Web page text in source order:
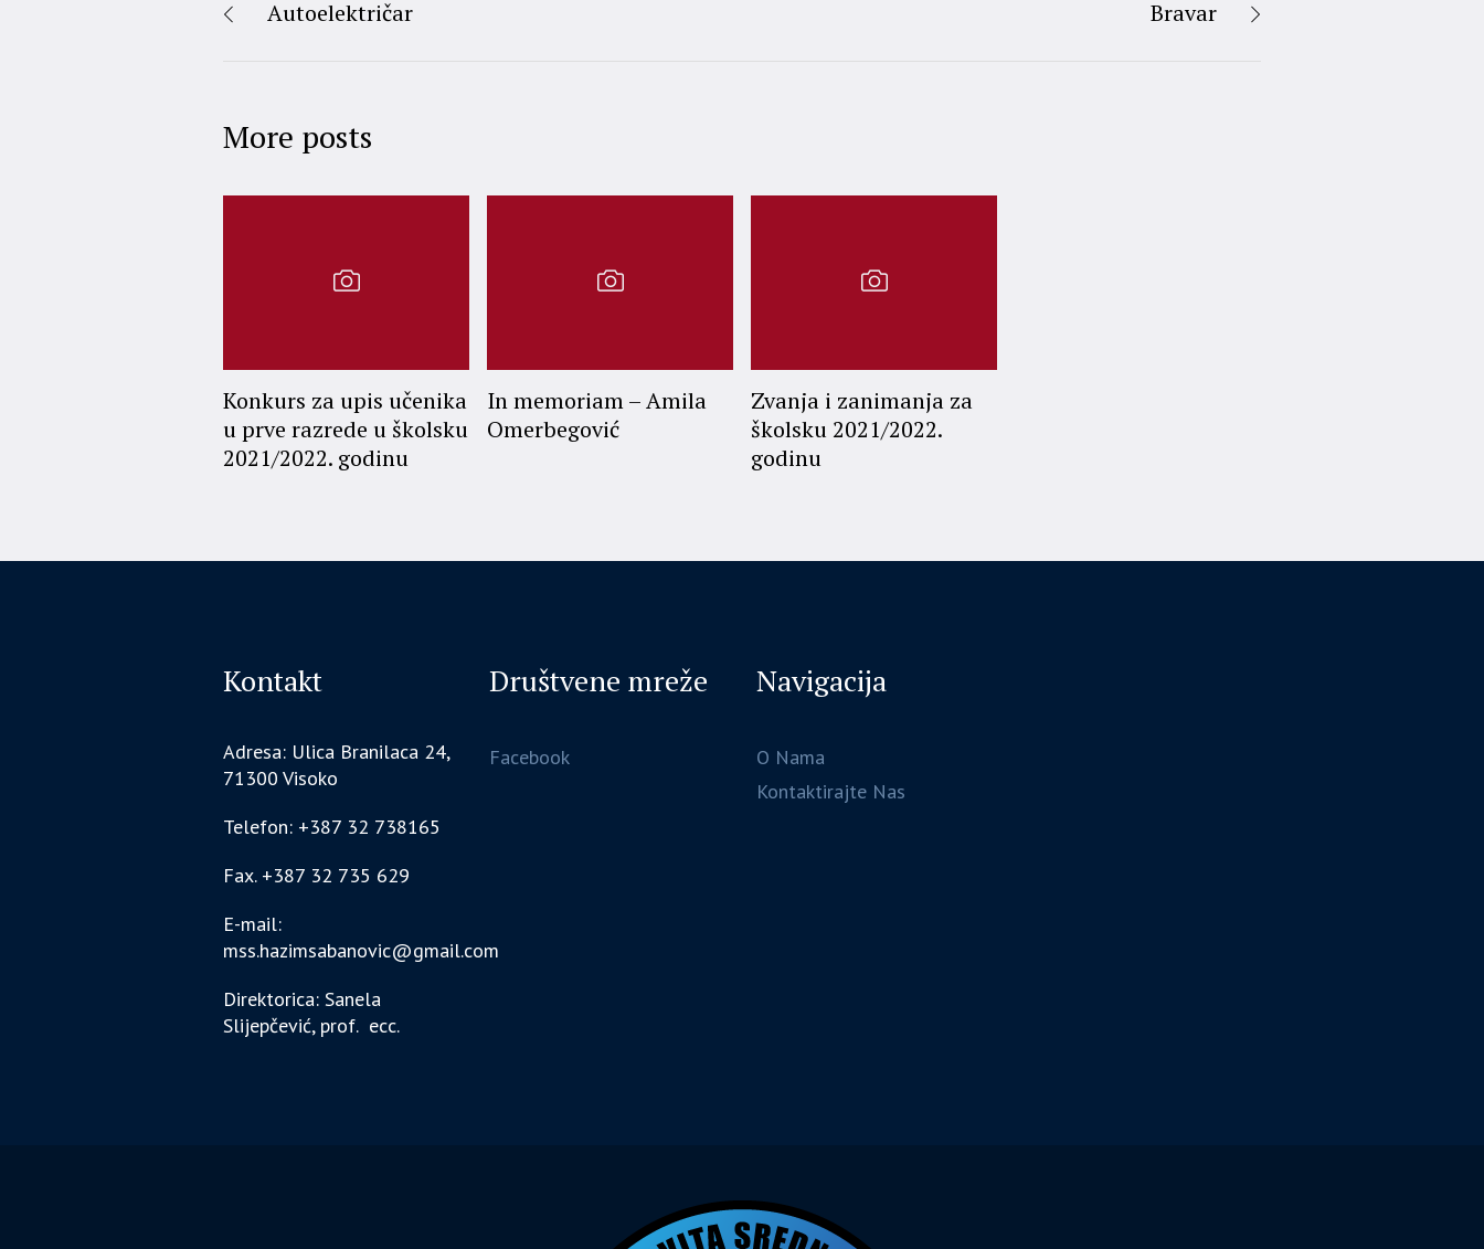
Autoelektričar Bravar
More posts
Konkurs za upis učenika
u prve razrede u školsku
2021/2022. godinu
In memoriam – Amila
Omerbegović
Zvanja i zanimanja za
školsku 2021/2022.
godinu
Kontakt
Adresa: Ulica Branilaca 24,
71300 Visoko
Telefon: +387 32 738165
Fax. +387 32 735 629
E-mail:
mss.hazimsabanovic@gmail.com
Direktorica: Sanela
Slijepčević, prof. ecc.
Društvene mreže
Facebook
Navigacija
O Nama
Kontaktirajte Nas